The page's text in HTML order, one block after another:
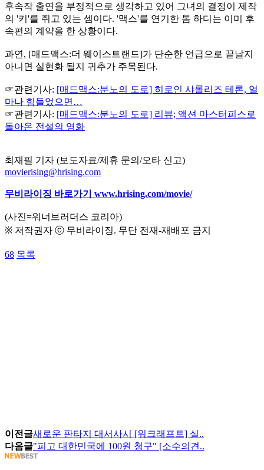
후속작 출연을 부정적으로 생각하고 있어 그녀의 결정이 제작
의 '키'를 쥐고 있는 셈이다. '맥스'를 연기한 톰 하디는 이미 후
속편의 계약을 한 상황이다.
과연, [매드맥스:더 웨이스트랜드]가 단순한 언급으로 끝날지
아니면 실현화 될지 귀추가 주목된다.
☞관련기사: [매드맥스:분노의 도로] 히로인 샤롤리즈 테론, 얼
마나 힘들었으면…
☞관련기사: [매드맥스:분노의 도로] 리뷰; 액션 마스터피스로
돌아온 전설의 영화
최재필 기자 (보도자료/제휴 문의/오타 신고)
movierising@hrising.com
무비라이징 바로가기 www.hrising.com/movie/
(사진=워너브러더스 코리아)
※ 저작권자 ⓒ 무비라이징. 무단 전재-재배포 금지
68 목록
이전글새로운 판타지 대서사시 [워크래프트] 실..
다음글"피고 대한민국에 100원 청구" [소수의견..